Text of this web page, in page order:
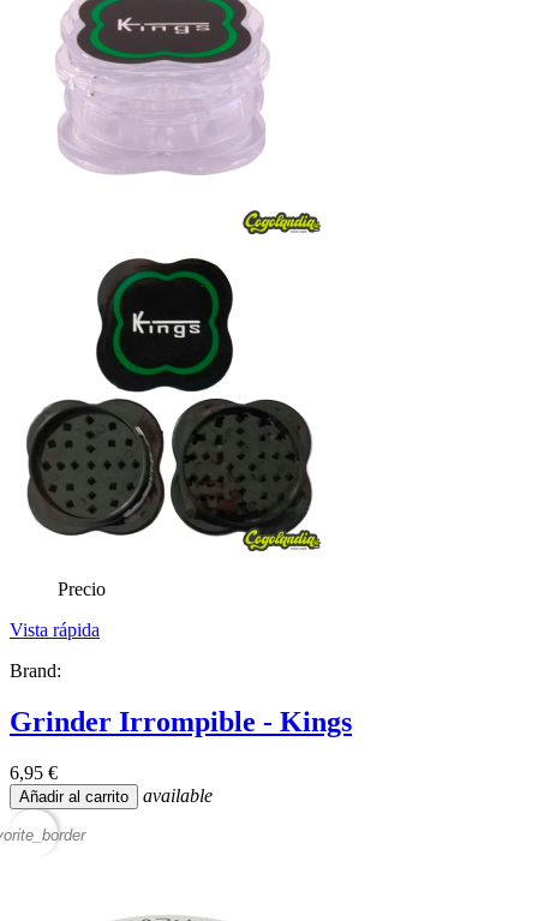
Precio
Vista rápida
Brand:
Grinder Irrompible - Kings
6,95 €
Añadir al carrito available